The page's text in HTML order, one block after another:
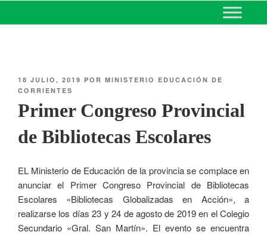
MINISTERIO DE EDUCACIÓN
DE CORRIENTES
18 JULIO, 2019 POR MINISTERIO EDUCACIÓN DE
CORRIENTES
Primer Congreso Provincial
de Bibliotecas Escolares
EL Ministerio de Educación de la provincia se complace en
anunciar el Primer Congreso Provincial de Bibliotecas
Escolares «Bibliotecas Globalizadas en Acción», a
realizarse los días 23 y 24 de agosto de 2019 en el Colegio
Secundario «Gral. San Martín». El evento se encuentra